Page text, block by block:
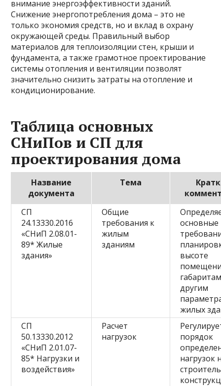
внимание энергоэффективности зданий.
Снижение энергопотребления дома – это не
только экономия средств, но и вклад в охрану
окружающей среды. Правильный выбор
материалов для теплоизоляции стен, крыши и
фундамента, а также грамотное проектирование
системы отопления и вентиляции позволят
значительно снизить затраты на отопление и
кондиционирование.
Таблица основных
СНиПов и СП для
проектирования дома
Название
документа
Тема
СП
24.13330.2016
«СНиП 2.08.01-
89* Жилые
здания»
Общие
требования к
жилым
зданиям
основные
высоте
другим
жилых
СП
50.13330.2012
«СНиП 2.01.07-
85* Нагрузки и
воздействия»
Расчет
нагрузок
порядок
нагрузок